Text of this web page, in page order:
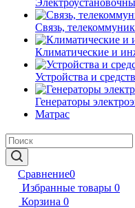
Связь,
Климатические и
Устройства и
Генераторы
Матрас
Сравнение0
Избранные товары 0
Корзина 0